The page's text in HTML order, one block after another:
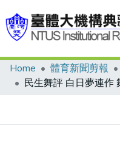
Communities & Collections
Home 體育新聞剪報